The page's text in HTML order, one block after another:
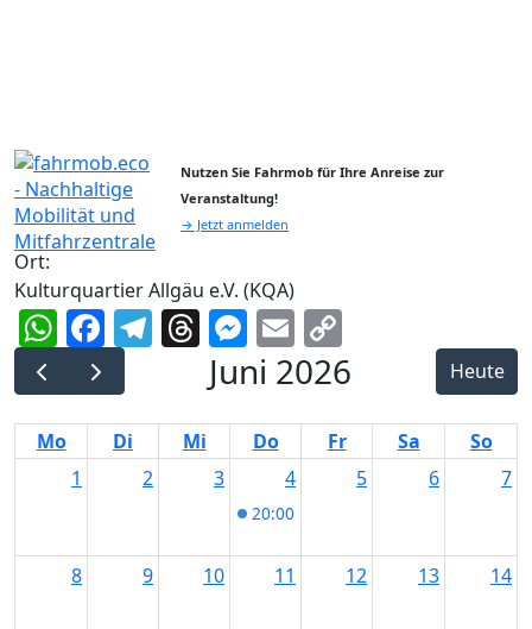
Nutzen Sie Fahrmob für Ihre Anreise zur
Veranstaltung!
→ Jetzt anmelden
Ort:
Kulturquartier Allgäu e.V. (KQA)
WhatsApp
Facebook
Telegram
Threads
Messenger
Email
Link
Juni 2026 Heute
Mo Di Mi Do Fr Sa
So
1
2 3 4
20:00
5 6 7
8 9 10 11 12 13 14